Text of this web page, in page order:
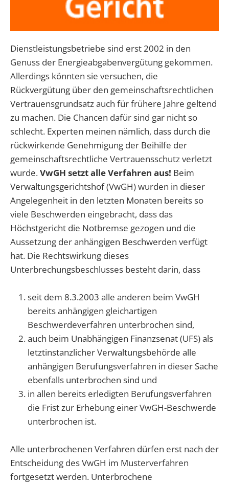
Dienstleistungsbetriebe sind erst 2002 in den
Genuss der Energieabgabenvergütung gekommen.
Allerdings könnten sie versuchen, die
Rückvergütung über den gemeinschaftsrechtlichen
Vertrauensgrundsatz auch für frühere Jahre geltend
zu machen. Die Chancen dafür sind gar nicht so
schlecht. Experten meinen nämlich, dass durch die
rückwirkende Genehmigung der Beihilfe der
gemeinschaftsrechtliche Vertrauensschutz verletzt
wurde.VwGH setzt alle Verfahren aus! Beim
Verwaltungsgerichtshof (VwGH) wurden in dieser
Angelegenheit in den letzten Monaten bereits so
viele Beschwerden eingebracht, dass das
Höchstgericht die Notbremse gezogen und die
Aussetzung der anhängigen Beschwerden verfügt
hat. Die Rechtswirkung dieses
Unterbrechungsbeschlusses besteht darin, dass
seit dem 8.3.2003 alle anderen beim VwGH
bereits anhängigen gleichartigen
Beschwerdeverfahren unterbrochen sind,
auch beim Unabhängigen Finanzsenat (UFS) als
letztinstanzlicher Verwaltungsbehörde alle
anhängigen Berufungsverfahren in dieser Sache
ebenfalls unterbrochen sind und
in allen bereits erledigten Berufungsverfahren
die Frist zur Erhebung einer VwGH-Beschwerde
unterbrochen ist.
Alle unterbrochenen Verfahren dürfen erst nach der
Entscheidung des VwGH im Musterverfahren
fortgesetzt werden. Unterbrochene